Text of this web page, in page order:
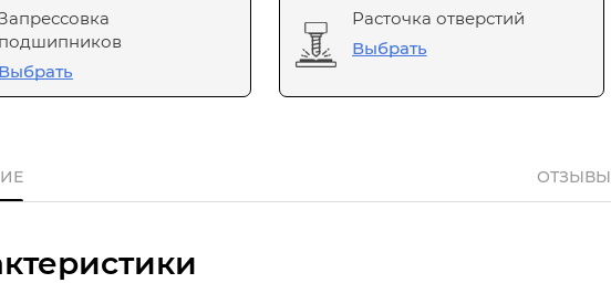
Расточка отверстий
Выбрать
ОТЗЫВЫ